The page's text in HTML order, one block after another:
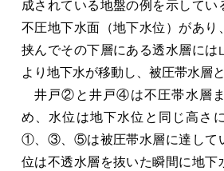
成されている地盤の例を示してい
不圧地下水面（地下水位）があり
挟んでその下層にある透水層には
より地下水が移動し、被圧帯水層
井戸②と井戸④は不圧帯水層
め、水位は地下水位と同じ高さ
①、③、⑤は被圧帯水層に達して
位は不透水層を抜いた瞬間に地下